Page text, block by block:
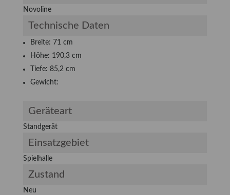
Novoline
Technische Daten
Breite: 71 cm
Höhe: 190,3 cm
Tiefe: 85,2 cm
Gewicht:
Geräteart
Standgerät
Einsatzgebiet
Spielhalle
Zustand
Neu